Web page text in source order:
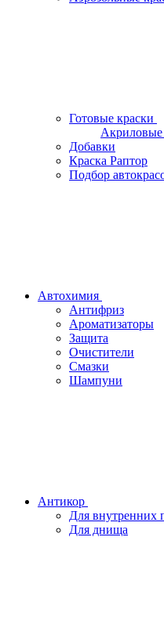
Готовые краски
Акриловые
Добавки
Краска Раптор
Подбор
Автохимия
Антифриз
Ароматизаторы
Защита
Очистители
Смазки
Шампуни
Антикор
Для внутренних
Для днища